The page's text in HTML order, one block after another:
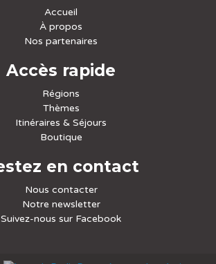
Accueil
À propos
Nos partenaires
Accès rapide
Régions
Thèmes
Itinéraires & Séjours
Boutique
en contact
Nous contacter
Notre newsletter
Suivez-nous sur Facebook